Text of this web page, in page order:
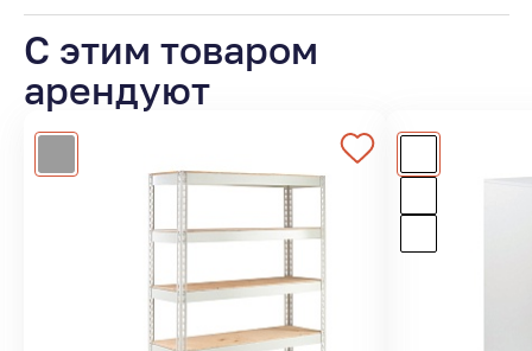
С этим товаром
арендуют